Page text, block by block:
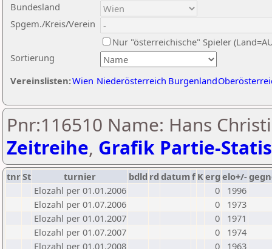
Sortierung
Bundesland
Spgem./Kreis/Verein
Nur "österreichische" Spieler
Vereinslisten:Wien Niederösterreich Burgenland
Pnr:116510 Name: Hans
Zeitreihe, Grafik Partie-
tnrSt turnier bdld rd datumf Kerg elo+/-
Elozahl per 01.01.2006
0
1996
Elozahl per 01.07.2006
0
1973
Elozahl per 01.01.2007
0
1971
Elozahl per 01.07.2007
0
1974
Elozahl per 01.01.2008
0
1963